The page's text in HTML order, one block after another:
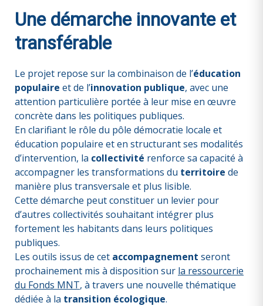
Une démarche innovante et
transférable
Le projet repose sur la combinaison de l’éducation
populaire et de l’innovation publique, avec une
attention particulière portée à leur mise en œuvre
concrète dans les politiques publiques.
En clarifiant le rôle du pôle démocratie locale et
éducation populaire et en structurant ses modalités
d’intervention, la collectivité renforce sa capacité à
accompagner les transformations du territoire de
manière plus transversale et plus lisible.
Cette démarche peut constituer un levier pour
d’autres collectivités souhaitant intégrer plus
fortement les habitants dans leurs politiques
publiques.
Les outils issus de cet accompagnement seront
prochainement mis à disposition sur la ressourcerie
du Fonds MNT, à travers une nouvelle thématique
dédiée à la transition écologique.